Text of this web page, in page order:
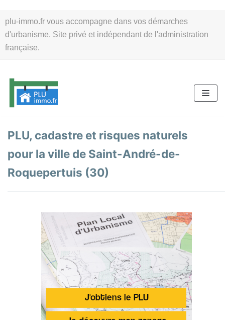
plu-immo.fr vous accompagne dans vos démarches
d'urbanisme. Site privé et indépendant de l'administration
française.
au
contenu
PLU, cadastre et risques naturels
pour la ville de Saint-André-de-
Roquepertuis (30)